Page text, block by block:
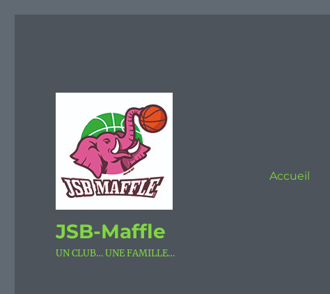
JSB-Maffle
UN CLUB… UNE FAMILLE…
Accueil